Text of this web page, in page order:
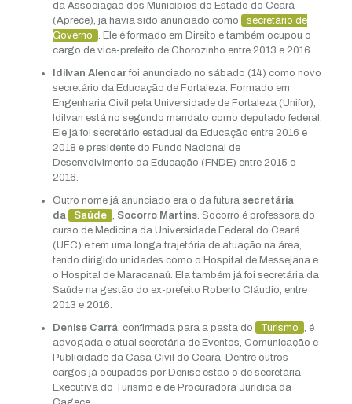
da Associação dos Municípios do Estado do Ceará
(Aprece), já havia sido anunciado como
secretário de
Governo . Ele é formado em Direito e também ocupou o
cargo de vice-prefeito de Chorozinho entre 2013 e 2016.
Idilvan Alencarfoi anunciado no sábado (14) como novo
secretário da Educação de Fortaleza. Formado em
Engenharia Civil pela Universidade de Fortaleza (Unifor),
Idilvan está no segundo mandato como deputado federal.
Ele já foi secretário estadual da Educação entre 2016 e
2018 e presidente do Fundo Nacional de
Desenvolvimento da Educação (FNDE) entre 2015 e
2016.
Outro nome já anunciado era o da futura secretária
da
Saúde , Socorro Martins. Socorro é professora do
curso de Medicina da Universidade Federal do Ceará
(UFC) e tem uma longa trajetória de atuação na área,
tendo dirigido unidades como o Hospital de Messejana e
o Hospital de Maracanaú. Ela também já foi secretária da
Saúde na gestão do ex-prefeito Roberto Cláudio, entre
2013 e 2016.
Denise Carrá, confirmada para a pasta do Turismo , é
advogada e atual secretária de Eventos, Comunicação e
Publicidade da Casa Civil do Ceará. Dentre outros
cargos já ocupados por Denise estão o de secretária
Executiva do Turismo e de Procuradora Jurídica da